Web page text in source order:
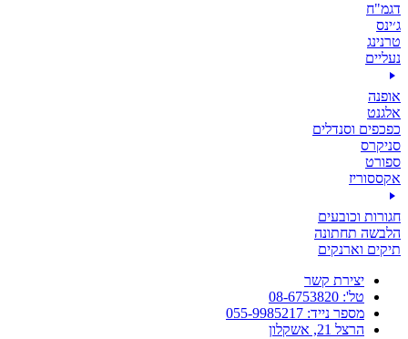
דגמ"ח
ג׳ינס
טרנינג
נעליים
אופנה
אלגנט
כפכפים וסנדלים
סניקרס
ספורט
אקססוריז
חגורות וכובעים
הלבשה תחתונה
תיקים וארנקים
יצירת קשר
טל': 08-6753820
מספר נייד: 055-9985217
הרצל 21, אשקלון